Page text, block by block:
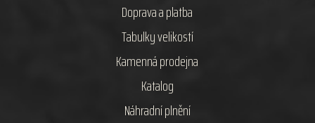
Doprava a platba
Tabulky velikostí
Kamenná prodejna
Katalog
Náhradní plnění